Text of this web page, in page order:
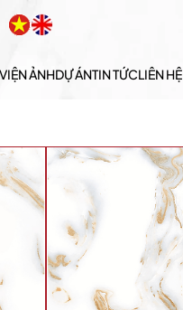
ẢNHDỰ ÁNTIN TỨCLIÊN HỆ